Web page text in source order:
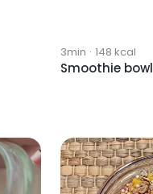
3min · 148 kcal
Smoothie bowl